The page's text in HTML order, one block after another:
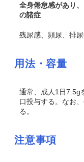
全身倦怠感があり
の諸症
残尿感、頻尿、排
用法・容量
通常、成人1日7.5g
口投与する。なお
る。
注意事項